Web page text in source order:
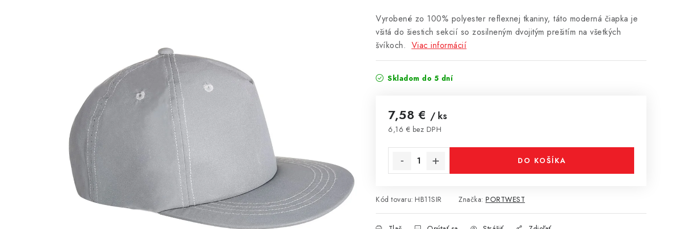
Vyrobené zo 100% polyester reflexnej tkaniny, táto moderná čiapka je
všitá do šiestich sekcií so zosilneným dvojitým prešitím na všetkých
švíkoch. Viac informácií
Skladom do 5 dní
7,58 € / ks
6,16 € bez DPH
DO KOŠÍKA
Kód tovaru: HB11SIR Značka: PORTWEST